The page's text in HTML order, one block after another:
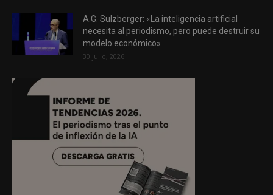
A.G. Sulzberger: «La inteligencia artificial
necesita al periodismo, pero puede destruir su
modelo económico»
30 julio, 2026